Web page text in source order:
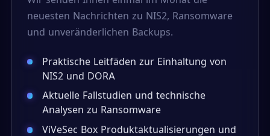
neuesten Nachrichten zu NIS2, Ransomware
und unveränderlichen Backups.
Praktische Leitfäden zur Einhaltung von
NIS2 und DORA
Aktuelle Fallstudien und technische
Analysen zu Ransomware
ViVeSec Box Produktaktualisierungen und